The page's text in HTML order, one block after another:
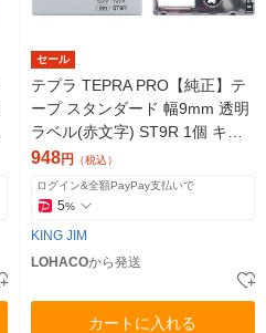
セール
テプラ TEPRA PRO【純正】テ
ープ スタンダード 幅9mm 透明
ラベル(赤文字) ST9R 1個 キン
グジム
948円 （税込）
ログイン&全額PayPay支払いで
5%
KING JIM
LOHACOから発送
カートに入れる